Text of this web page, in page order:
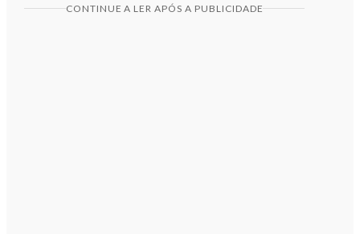
CONTINUE A LER APÓS A PUBLICIDADE